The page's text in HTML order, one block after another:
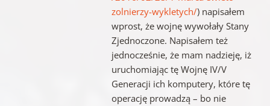
zolnierzy-wykletych/) napisałem
wprost, że wojnę wywołały Stany
Zjednoczone. Napisałem też
jednocześnie, że mam nadzieję, iż
uruchomiając tę Wojnę IV/V
Generacji ich komputery, które tę
operację prowadzą – bo nie